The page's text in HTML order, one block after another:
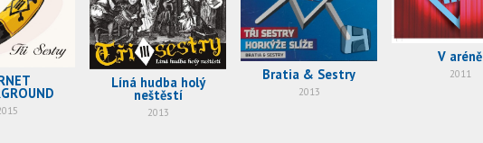
Líná hudba holý
neštěstí
2013
Bratia & Sestry
2013
V aréně
2011